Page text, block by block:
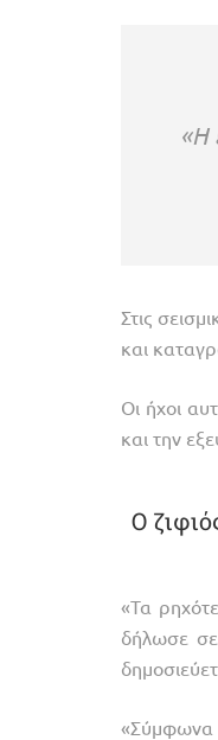
«Η
Στις
και
Οι ήχοι
και την
O
«Τα
δήλωσε σε
«Σύμφωνα